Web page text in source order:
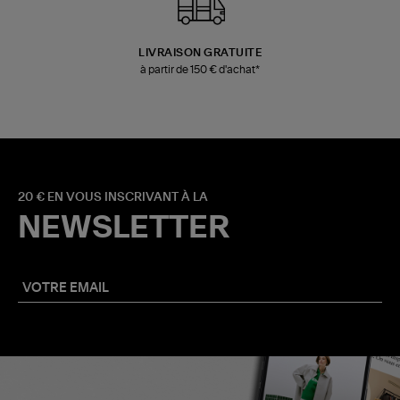
LIVRAISON GRATUITE
à partir de 150 € d'achat*
20 € EN VOUS INSCRIVANT À LA
NEWSLETTER